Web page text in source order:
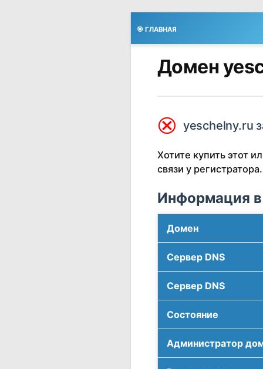
🎯 ГЛАВНАЯ
Домен
⮿ yeschelny.ru
Хотите купить этот
связи у регистратора.
Информация в
Домен
Сервер DNS
Сервер DNS
Соcтояние
Администратор